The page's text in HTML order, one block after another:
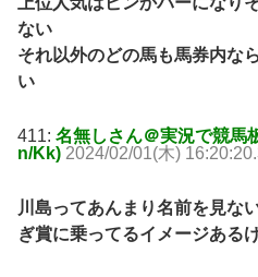
ない
それ以外のどの馬も馬券内な
い
411: 名無しさん＠実況で競馬
n/Kk) 2024/02/01(木)
川島ってあんまり名前を見な
ぎ賞に乗ってるイメージある